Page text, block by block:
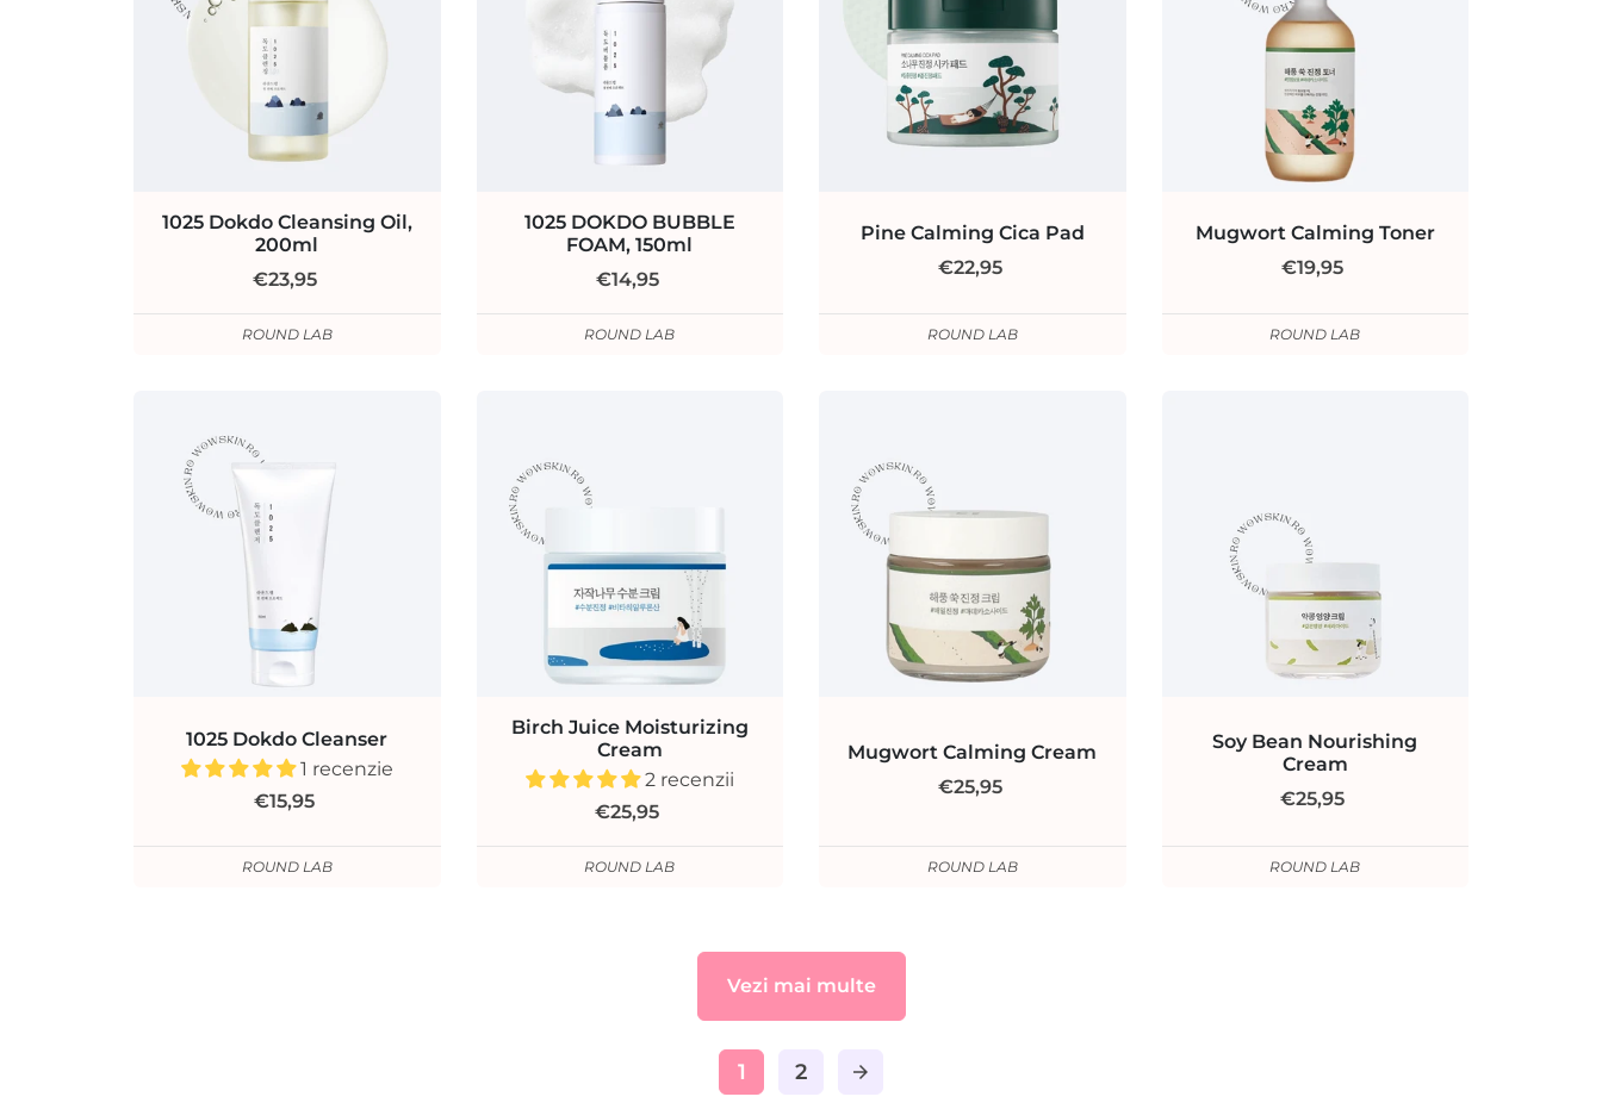
1025 Dokdo Cleansing Oil,
200ml
€23,95
ROUND LAB
1025 DOKDO BUBBLE
FOAM, 150ml
€14,95
ROUND LAB
Pine Calming Cica Pad
€22,95
ROUND LAB
Mugwort Calming Toner
€19,95
ROUND LAB
1025 Dokdo Cleanser
1 recenzie
€15,95
ROUND LAB
Birch Juice Moisturizing
Cream
2 recenzii
€25,95
ROUND LAB
Mugwort Calming Cream
€25,95
ROUND LAB
Soy Bean Nourishing
Cream
€25,95
ROUND LAB
Vezi mai multe
1 2 arrow_forward